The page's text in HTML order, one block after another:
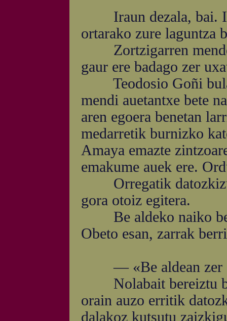
Iraun dezala, bai.
ortarako zure laguntza
Zortzigarren
gaur ere badago zer
Teodosio Goñi
mendi auetantxe bete
aren egoera benetan
medarretik burnizko
Amaya emazte
emakume auek ere.
Orregatik datozkizu,
gora otoiz egitera.
Be aldeko naiko
Obeto esan, zarrak
— «Be aldean zer
Nolabait bereiztu
orain auzo erritik
dalakoz kutsutu